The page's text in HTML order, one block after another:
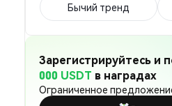
Бычий тренд
Зарегистрируйтесь и
000 USDT в наградах
Ограниченное